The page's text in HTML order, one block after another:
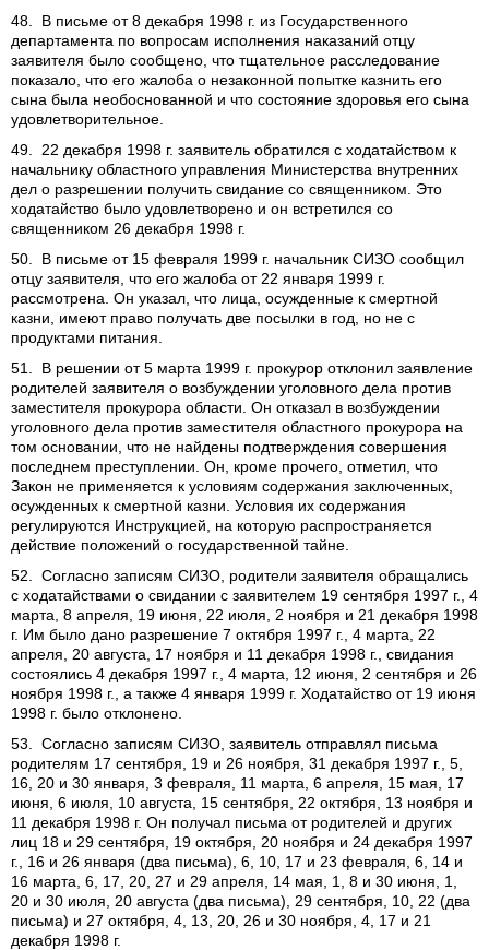
48. В письме от 8 декабря 1998 г. из Государственного
департамента по вопросам исполнения наказаний отцу
заявителя было сообщено, что тщательное расследование
показало, что его жалоба о незаконной попытке казнить его
сына была необоснованной и что состояние здоровья его сына
удовлетворительное.
49. 22 декабря 1998 г. заявитель обратился с ходатайством к
начальнику областного управления Министерства внутренних
дел о разрешении получить свидание со священником. Это
ходатайство было удовлетворено и он встретился со
священником 26 декабря 1998 г.
50. В письме от 15 февраля 1999 г. начальник СИЗО сообщил
отцу заявителя, что его жалоба от 22 января 1999 г.
рассмотрена. Он указал, что лица, осужденные к смертной
казни, имеют право получать две посылки в год, но не с
продуктами питания.
51. В решении от 5 марта 1999 г. прокурор отклонил заявление
родителей заявителя о возбуждении уголовного дела против
заместителя прокурора области. Он отказал в возбуждении
уголовного дела против заместителя областного прокурора на
том основании, что не найдены подтверждения совершения
последнем преступлении. Он, кроме прочего, отметил, что
Закон не применяется к условиям содержания заключенных,
осужденных к смертной казни. Условия их содержания
регулируются Инструкцией, на которую распространяется
действие положений о государственной тайне.
52. Согласно записям СИЗО, родители заявителя обращались
с ходатайствами о свидании с заявителем 19 сентября 1997 г., 4
марта, 8 апреля, 19 июня, 22 июля, 2 ноября и 21 декабря 1998
г. Им было дано разрешение 7 октября 1997 г., 4 марта, 22
апреля, 20 августа, 17 ноября и 11 декабря 1998 г., свидания
состоялись 4 декабря 1997 г., 4 марта, 12 июня, 2 сентября и 26
ноября 1998 г., а также 4 января 1999 г. Ходатайство от 19 июня
1998 г. было отклонено.
53. Согласно записям СИЗО, заявитель отправлял письма
родителям 17 сентября, 19 и 26 ноября, 31 декабря 1997 г., 5,
16, 20 и 30 января, 3 февраля, 11 марта, 6 апреля, 15 мая, 17
июня, 6 июля, 10 августа, 15 сентября, 22 октября, 13 ноября и
11 декабря 1998 г. Он получал письма от родителей и других
лиц 18 и 29 сентября, 19 октября, 20 ноября и 24 декабря 1997
г., 16 и 26 января (два письма), 6, 10, 17 и 23 февраля, 6, 14 и
16 марта, 6, 17, 20, 27 и 29 апреля, 14 мая, 1, 8 и 30 июня, 1,
20 и 30 июля, 20 августа (два письма), 29 сентября, 10, 22 (два
письма) и 27 октября, 4, 13, 20, 26 и 30 ноября, 4, 17 и 21
декабря 1998 г.